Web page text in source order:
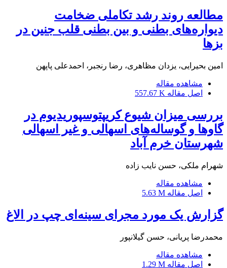
مطالعه روند رشد تکاملی ضخامت
دیواره‌های بطنی و بین بطنی قلب جنین در
بزها
امین بحیرایی، یزدان مظاهری، رضا رنجبر، احمدعلی پاپهن
مشاهده مقاله
اصل مقاله 557.67 K
بررسی میزان شیوع کریپتوسپوریدیوم در
‌گاوها و گوساله‌های اسهالی و غیر اسهالی
شهرستان خرم آباد
شهرام ملکی، حسن نایب زاده
مشاهده مقاله
اصل مقاله 5.63 M
گزارش یک مورد مجرای سینه‌ای چپ در الاغ
محمدرضا پریانی، حسن گیلانپور
مشاهده مقاله
اصل مقاله 1.29 M